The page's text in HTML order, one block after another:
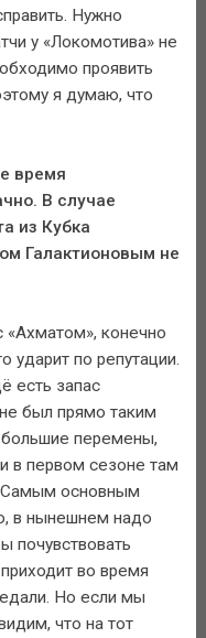
Нужно
у «Локомотива» не
проявить
я думаю, что
время
В случае
из Кубка
Галактионовым не
конечно
ударит по репутации.
есть запас
был прямо таким
перемены,
в первом сезоне там
Самым основным
в нынешнем надо
почувствовать
во время
Но если мы
что на тот